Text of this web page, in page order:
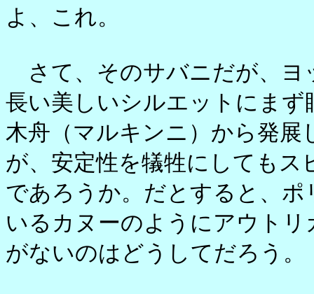
よ、これ。
さて、そのサバニだが、ヨ
長い美しいシルエットにまず
木舟（マルキンニ）から発展
が、安定性を犠牲にしてもス
であろうか。だとすると、
いるカヌーのようにアウト
がないのはどうしてだろう。